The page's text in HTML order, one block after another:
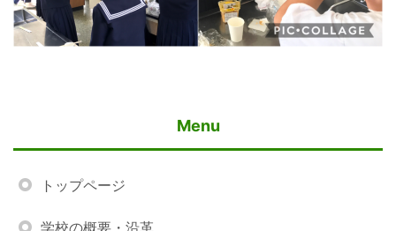
Menu
トップページ
学校の概要・沿革